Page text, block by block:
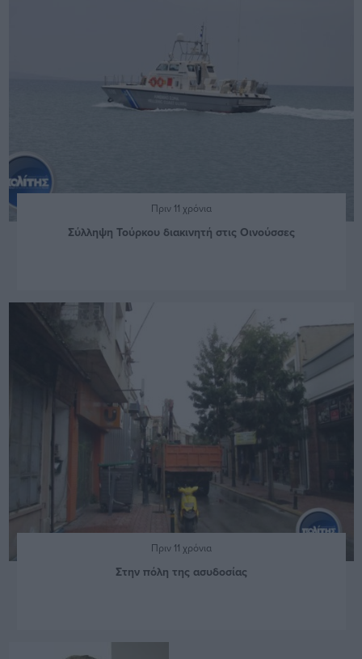
Πριν 11 χρόνια
Σύλληψη Τούρκου διακινητή στις Οινούσσες
Πριν 11 χρόνια
Στην πόλη της ασυδοσίας